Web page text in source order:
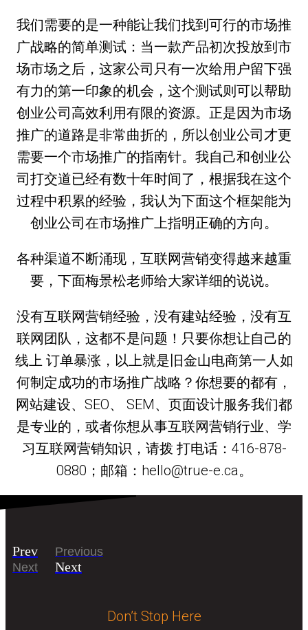
我们需要的是一种能让我们找到可行的市场推
广战略的简单测试：当一款产品初次投放到市
场市场之后，这家公司只有一次给用户留下强
有力的第一印象的机会，这个测试则可以帮助
创业公司高效利用有限的资源。正是因为市场
推广的道路是非常曲折的，所以创业公司才更
需要一个市场推广的指南针。我自己和创业公
司打交道已经有数十年时间了，根据我在这个
过程中积累的经验，我认为下面这个框架能为
创业公司在市场推广上指明正确的方向。
各种渠道不断涌现，互联网营销变得越来越重
要，下面梅景松老师给大家详细的说说。
没有互联网营销经验，没有建站经验，没有互
联网团队，这都不是问题！只要你想让自己的
线上 订单暴涨，以上就是旧金山电商第一人如
何制定成功的市场推广战略？你想要的都有，
网站建设、SEO、 SEM、页面设计服务我们都
是专业的，或者你想从事互联网营销行业、学
习互联网营销知识，请拨 打电话：416-878-
0880；邮箱：hello@true-e.ca。
Prev
Previous
Next
Next
Don’t Stop Here